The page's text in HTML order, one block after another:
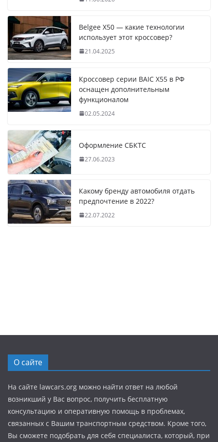
Belgee X50 — какие технологии
использует этот кроссовер?
21.04.2025
Кроссовер серии BAIC X55 в РФ
оснащен дополнительным
функционалом
02.05.2024
Оформление СБКТС
27.06.2023
Какому бренду автомобиля отдать
предпочтение в 2022?
22.07.2022
О сайте
На сайте lawcars.org можно найти ответ на любой
возникший у Вас вопрос, получить бесплатную
консультацию и оперативную помощь в проблемах,
связанных с Вашим транспортным средством. Кроме того,
Вы сможете подобрать для себя специалиста, который, при